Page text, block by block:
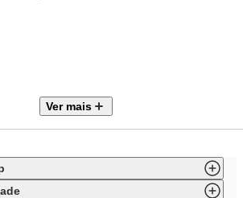
Britânia Maxx Force 170W BVT451, a refrescância
Ver mais